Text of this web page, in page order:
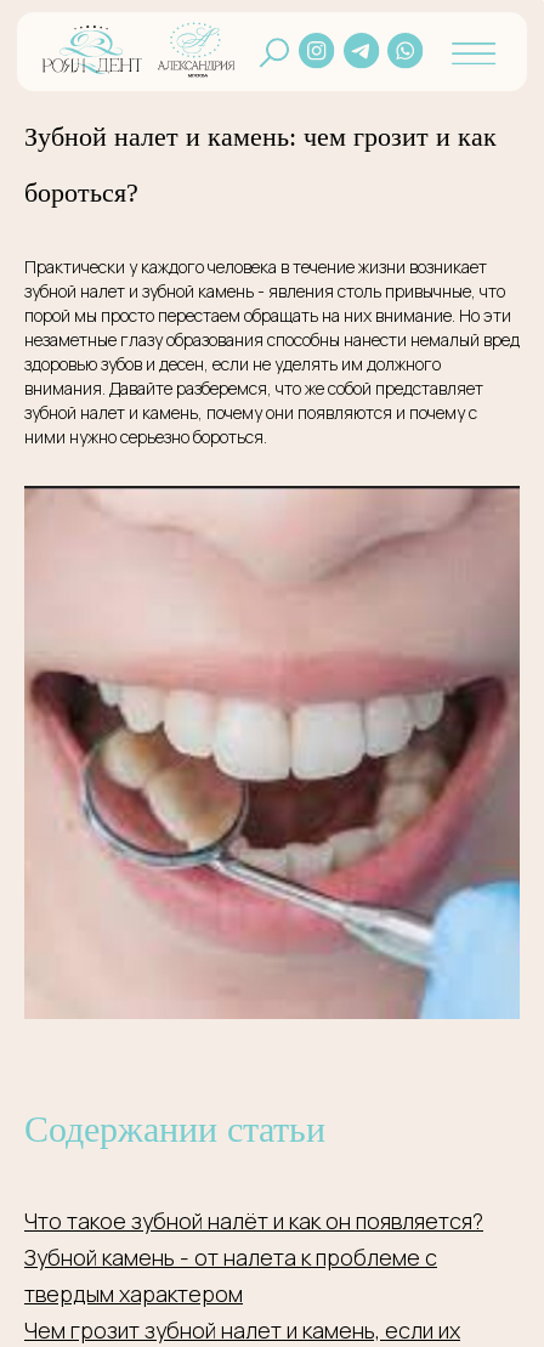
Зубной налет и камень: чем грозит и как
бороться?
Практически у каждого человека в течение жизни возникает
зубной налет и зубной камень - явления столь привычные, что
порой мы просто перестаем обращать на них внимание. Но эти
незаметные глазу образования способны нанести немалый вред
здоровью зубов и десен, если не уделять им должного
внимания. Давайте разберемся, что же собой представляет
зубной налет и камень, почему они появляются и почему с
ними нужно серьезно бороться.
Содержании статьи
Что такое зубной налёт и как он появляется?
Зубной камень - от налета к проблеме с
твердым характером
Чем грозит зубной налет и камень, если их